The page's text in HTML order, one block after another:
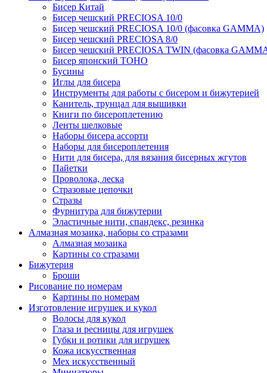
Бисер Китай
Бисер чешский PRECIOSA 10/0
Бисер чешский PRECIOSA 10/0 (фасовка GAMMA)
Бисер чешский PRECIOSA 8/0
Бисер чешский PRECIOSA TWIN (фасовка
Бисер японский TOHO
Бусины
Иглы для бисера
Инструменты для работы с бисером и бижутерией
Канитель, трунцал для вышивки
Книги по бисероплетению
Ленты шелковые
Наборы бисера ассорти
Наборы для бисероплетения
Нити для бисера, для вязания бисерных жгутов
Пайетки
Проволока, леска
Стразовые цепочки
Стразы
Фурнитура для бижутерии
Эластичные нити, спандекс, резинка
Алмазная мозаика, наборы со стразами
Алмазная мозаика
Картины co стразами
Бижутерия
Броши
Рисование по номерам
Картины по номерам
Изготовление игрушек и кукол
Волосы для кукол
Глаза и ресницы для игрушек
Губки и ротики для игрушек
Кожа искусственная
Мех искусственный